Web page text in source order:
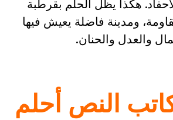
هكذا يظل الحلم بقرطبة
ومدينة فاضلة يعيش فيها
والعدل والحنان.
النص أحلم